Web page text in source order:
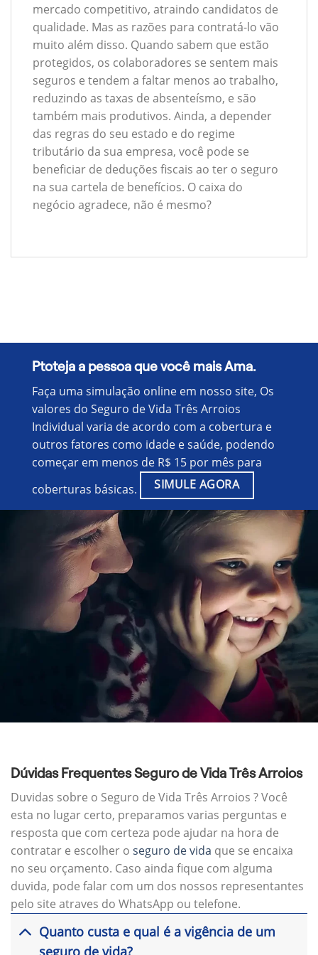
mercado competitivo, atraindo candidatos de
qualidade. Mas as razões para contratá-lo vão
muito além disso. Quando sabem que estão
protegidos, os colaboradores se sentem mais
seguros e tendem a faltar menos ao trabalho,
reduzindo as taxas de absenteísmo, e são
também mais produtivos. Ainda, a depender
das regras do seu estado e do regime
tributário da sua empresa, você pode se
beneficiar de deduções fiscais ao ter o seguro
na sua cartela de benefícios. O caixa do
negócio agradece, não é mesmo?
Ptoteja a pessoa que você mais Ama.
Faça uma simulação online em nosso site, Os
valores do Seguro de Vida Três Arroios
Individual varia de acordo com a cobertura e
outros fatores como idade e saúde, podendo
começar em menos de R$ 15 por mês para
coberturas básicas.
SIMULE AGORA
Dúvidas Frequentes Seguro de Vida Três Arroios
Duvidas sobre o Seguro de Vida Três Arroios ? Você
esta no lugar certo, preparamos varias perguntas e
resposta que com certeza pode ajudar na hora de
contratar e escolher o seguro de vida que se encaixa
no seu orçamento. Caso ainda fique com alguma
duvida, pode falar com um dos nossos representantes
pelo site atraves do WhatsApp ou telefone.
Quanto custa e qual é a vigência de um
seguro de vida?